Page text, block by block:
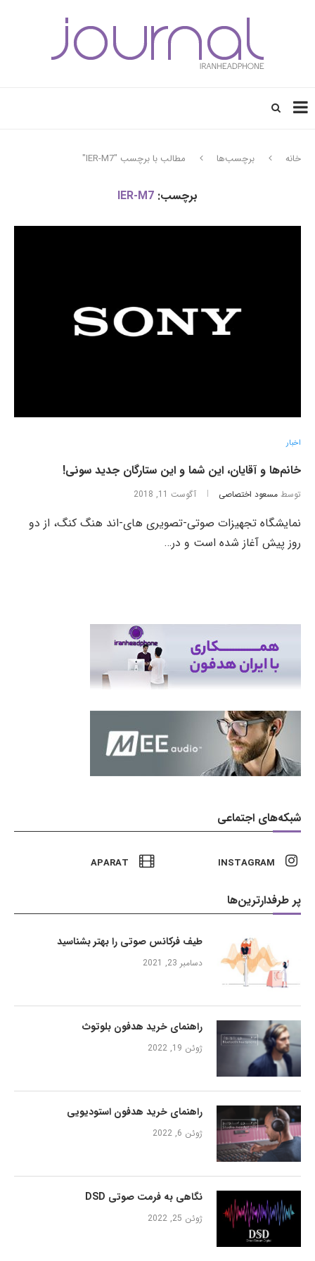
خانه برچسب‌ها مطالب با برچسب "IER-M7"
برچسب: IER-M7
اخبار
خانم‌ها و آقایان، این شما و این ستارگان جدید سونی!
توسط مسعود اختصاصی آگوست 11, 2018
نمایشگاه‌ تجهیزات صوتی-تصویری های‌-اند هنگ کنگ، از دو
روز پیش آغاز شده است و در…
شبکه‌های اجتماعی
INSTAGRAM
APARAT
پر طرفدارترین‌ها
طیف فرکانس صوتی را بهتر بشناسید
دسامبر 23, 2021
راهنمای خرید هدفون بلوتوث
ژوئن 19, 2022
راهنمای خرید هدفون استودیویی
ژوئن 6, 2022
نگاهی به فرمت صوتی DSD
ژوئن 25, 2022